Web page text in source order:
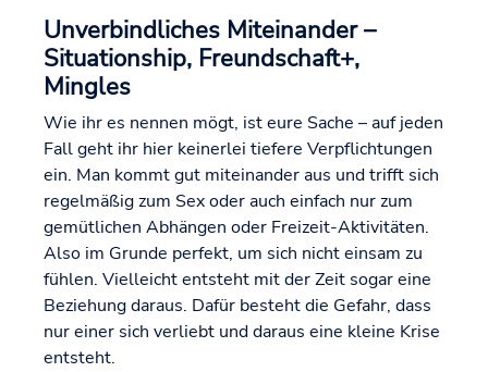
Unverbindliches Miteinander –
Situationship, Freundschaft+,
Mingles
Wie ihr es nennen mögt, ist eure Sache – auf jeden
Fall geht ihr hier keinerlei tiefere Verpflichtungen
ein. Man kommt gut miteinander aus und trifft sich
regelmäßig zum Sex oder auch einfach nur zum
gemütlichen Abhängen oder Freizeit-Aktivitäten.
Also im Grunde perfekt, um sich nicht einsam zu
fühlen. Vielleicht entsteht mit der Zeit sogar eine
Beziehung daraus. Dafür besteht die Gefahr, dass
nur einer sich verliebt und daraus eine kleine Krise
entsteht.